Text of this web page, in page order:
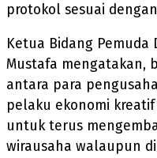
protokol sesuai
Ketua Bidang Pemuda
Mustafa mengatakan,
antara para
pelaku ekonomi
untuk terus
wirausaha walaupun